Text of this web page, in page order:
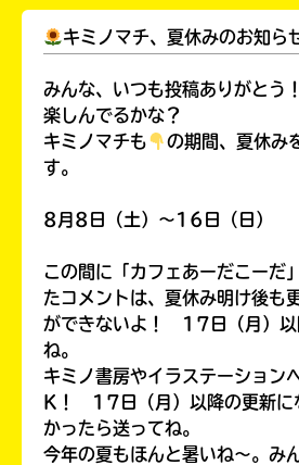
キミノマチ、夏休みのお知ら
みんな、いつも投稿ありがとう
楽しんでるかな？
キミノマチも
の期間、夏休み
す。
8月8日（土）～16日（日）
この間に「カフェあーだこーだ
たコメントは、夏休み明け後も
ができないよ！ 17日（月）以
ね。
キミノ書房やイラステーション
K！ 17日（月）以降の更新に
かったら送ってね。
今年の夏もほんと暑いね～。み